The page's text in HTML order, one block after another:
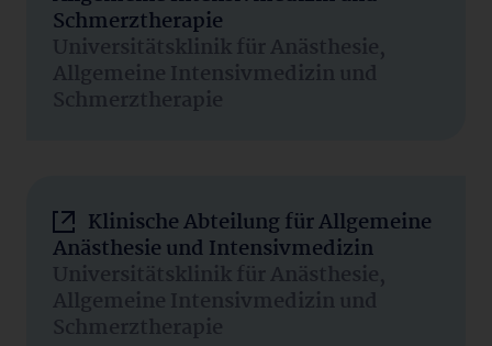
Schmerztherapie
Universitätsklinik für Anästhesie,
Allgemeine Intensivmedizin und
Schmerztherapie
Klinische Abteilung für Allgemeine
Anästhesie und Intensivmedizin
Universitätsklinik für Anästhesie,
Allgemeine Intensivmedizin und
Schmerztherapie